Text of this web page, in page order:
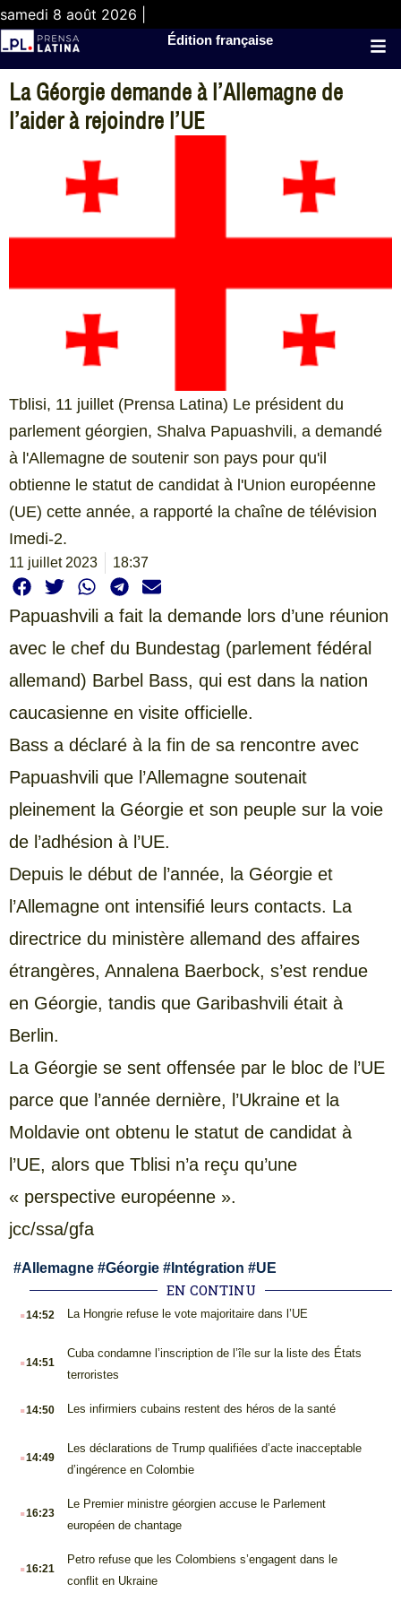
samedi 8 août 2026 |
Édition française
La Géorgie demande à l’Allemagne de
l’aider à rejoindre l’UE
Tblisi, 11 juillet (Prensa Latina) Le président du
parlement géorgien, Shalva Papuashvili, a demandé
à l'Allemagne de soutenir son pays pour qu'il
obtienne le statut de candidat à l'Union européenne
(UE) cette année, a rapporté la chaîne de télévision
Imedi-2.
11 juillet 2023 18:37
Papuashvili a fait la demande lors d’une réunion
avec le chef du Bundestag (parlement fédéral
allemand) Barbel Bass, qui est dans la nation
caucasienne en visite officielle.
Bass a déclaré à la fin de sa rencontre avec
Papuashvili que l’Allemagne soutenait
pleinement la Géorgie et son peuple sur la voie
de l’adhésion à l’UE.
Depuis le début de l’année, la Géorgie et
l’Allemagne ont intensifié leurs contacts. La
directrice du ministère allemand des affaires
étrangères, Annalena Baerbock, s’est rendue
en Géorgie, tandis que Garibashvili était à
Berlin.
La Géorgie se sent offensée par le bloc de l’UE
parce que l’année dernière, l’Ukraine et la
Moldavie ont obtenu le statut de candidat à
l’UE, alors que Tblisi n’a reçu qu’une
« perspective européenne ».
jcc/ssa/gfa
#Allemagne #Géorgie # Intégration #UE
EN CONTINU
.14:52 La Hongrie refuse le vote majoritaire dans l’UE
.14:51
Cuba condamne l’inscription de l’île sur la liste des États
terroristes
.14:50 Les infirmiers cubains restent des héros de la santé
.14:49
Les déclarations de Trump qualifiées d’acte inacceptable
d’ingérence en Colombie
.16:23
Le Premier ministre géorgien accuse le Parlement
européen de chantage
.16:21
Petro refuse que les Colombiens s’engagent dans le
conflit en Ukraine